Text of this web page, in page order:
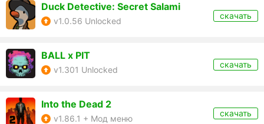
Duck Detective: Secret Salami
v1.0.56 Unlocked
скачать
BALL x PIT
v1.301 Unlocked
скачать
Into the Dead 2
v1.86.1 + Мод меню
скачать